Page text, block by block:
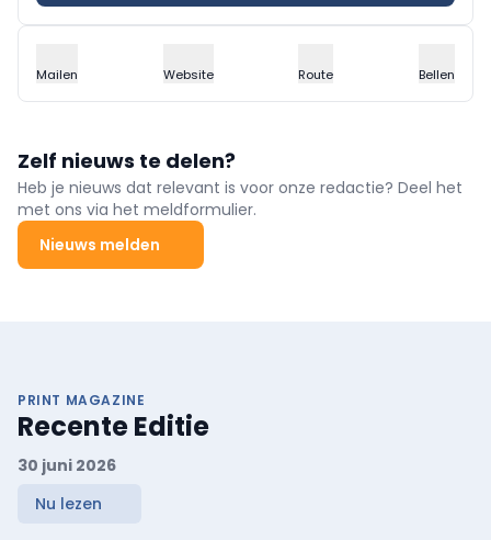
Mailen Website Route Bellen
Zelf nieuws te delen?
Heb je nieuws dat relevant is voor onze redactie? Deel het
met ons via het meldformulier.
Nieuws melden
PRINT MAGAZINE
Recente Editie
30 juni 2026
Nu lezen